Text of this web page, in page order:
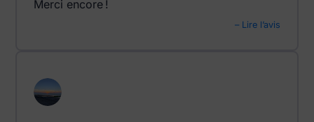
Merci encore !
– Lire l’avis